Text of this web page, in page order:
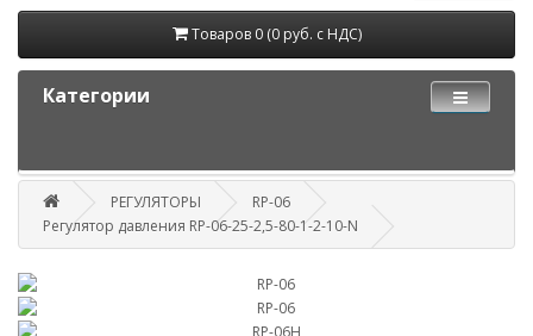
Товаров 0 (0 руб. с НДС)
Категории
РЕГУЛЯТОРЫ
RP-06
Регулятор давления RP-06-25-2,5-80-1-2-10-N